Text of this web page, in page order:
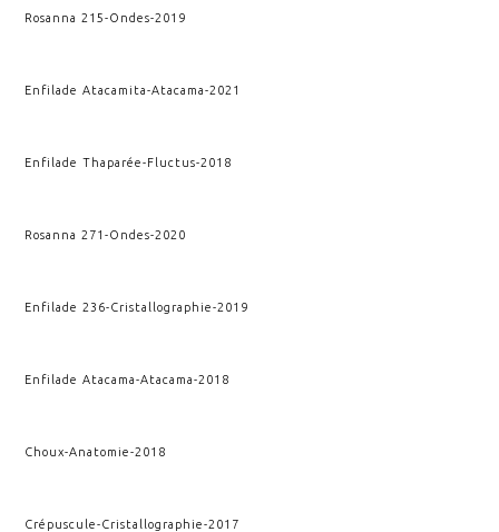
Rosanna 215-Ondes-2019
Enfilade Atacamita-Atacama-2021
Enfilade Thaparée-Fluctus-2018
Rosanna 271-Ondes-2020
Enfilade 236-Cristallographie-2019
Enfilade Atacama-Atacama-2018
Choux-Anatomie-2018
Crépuscule-Cristallographie-2017